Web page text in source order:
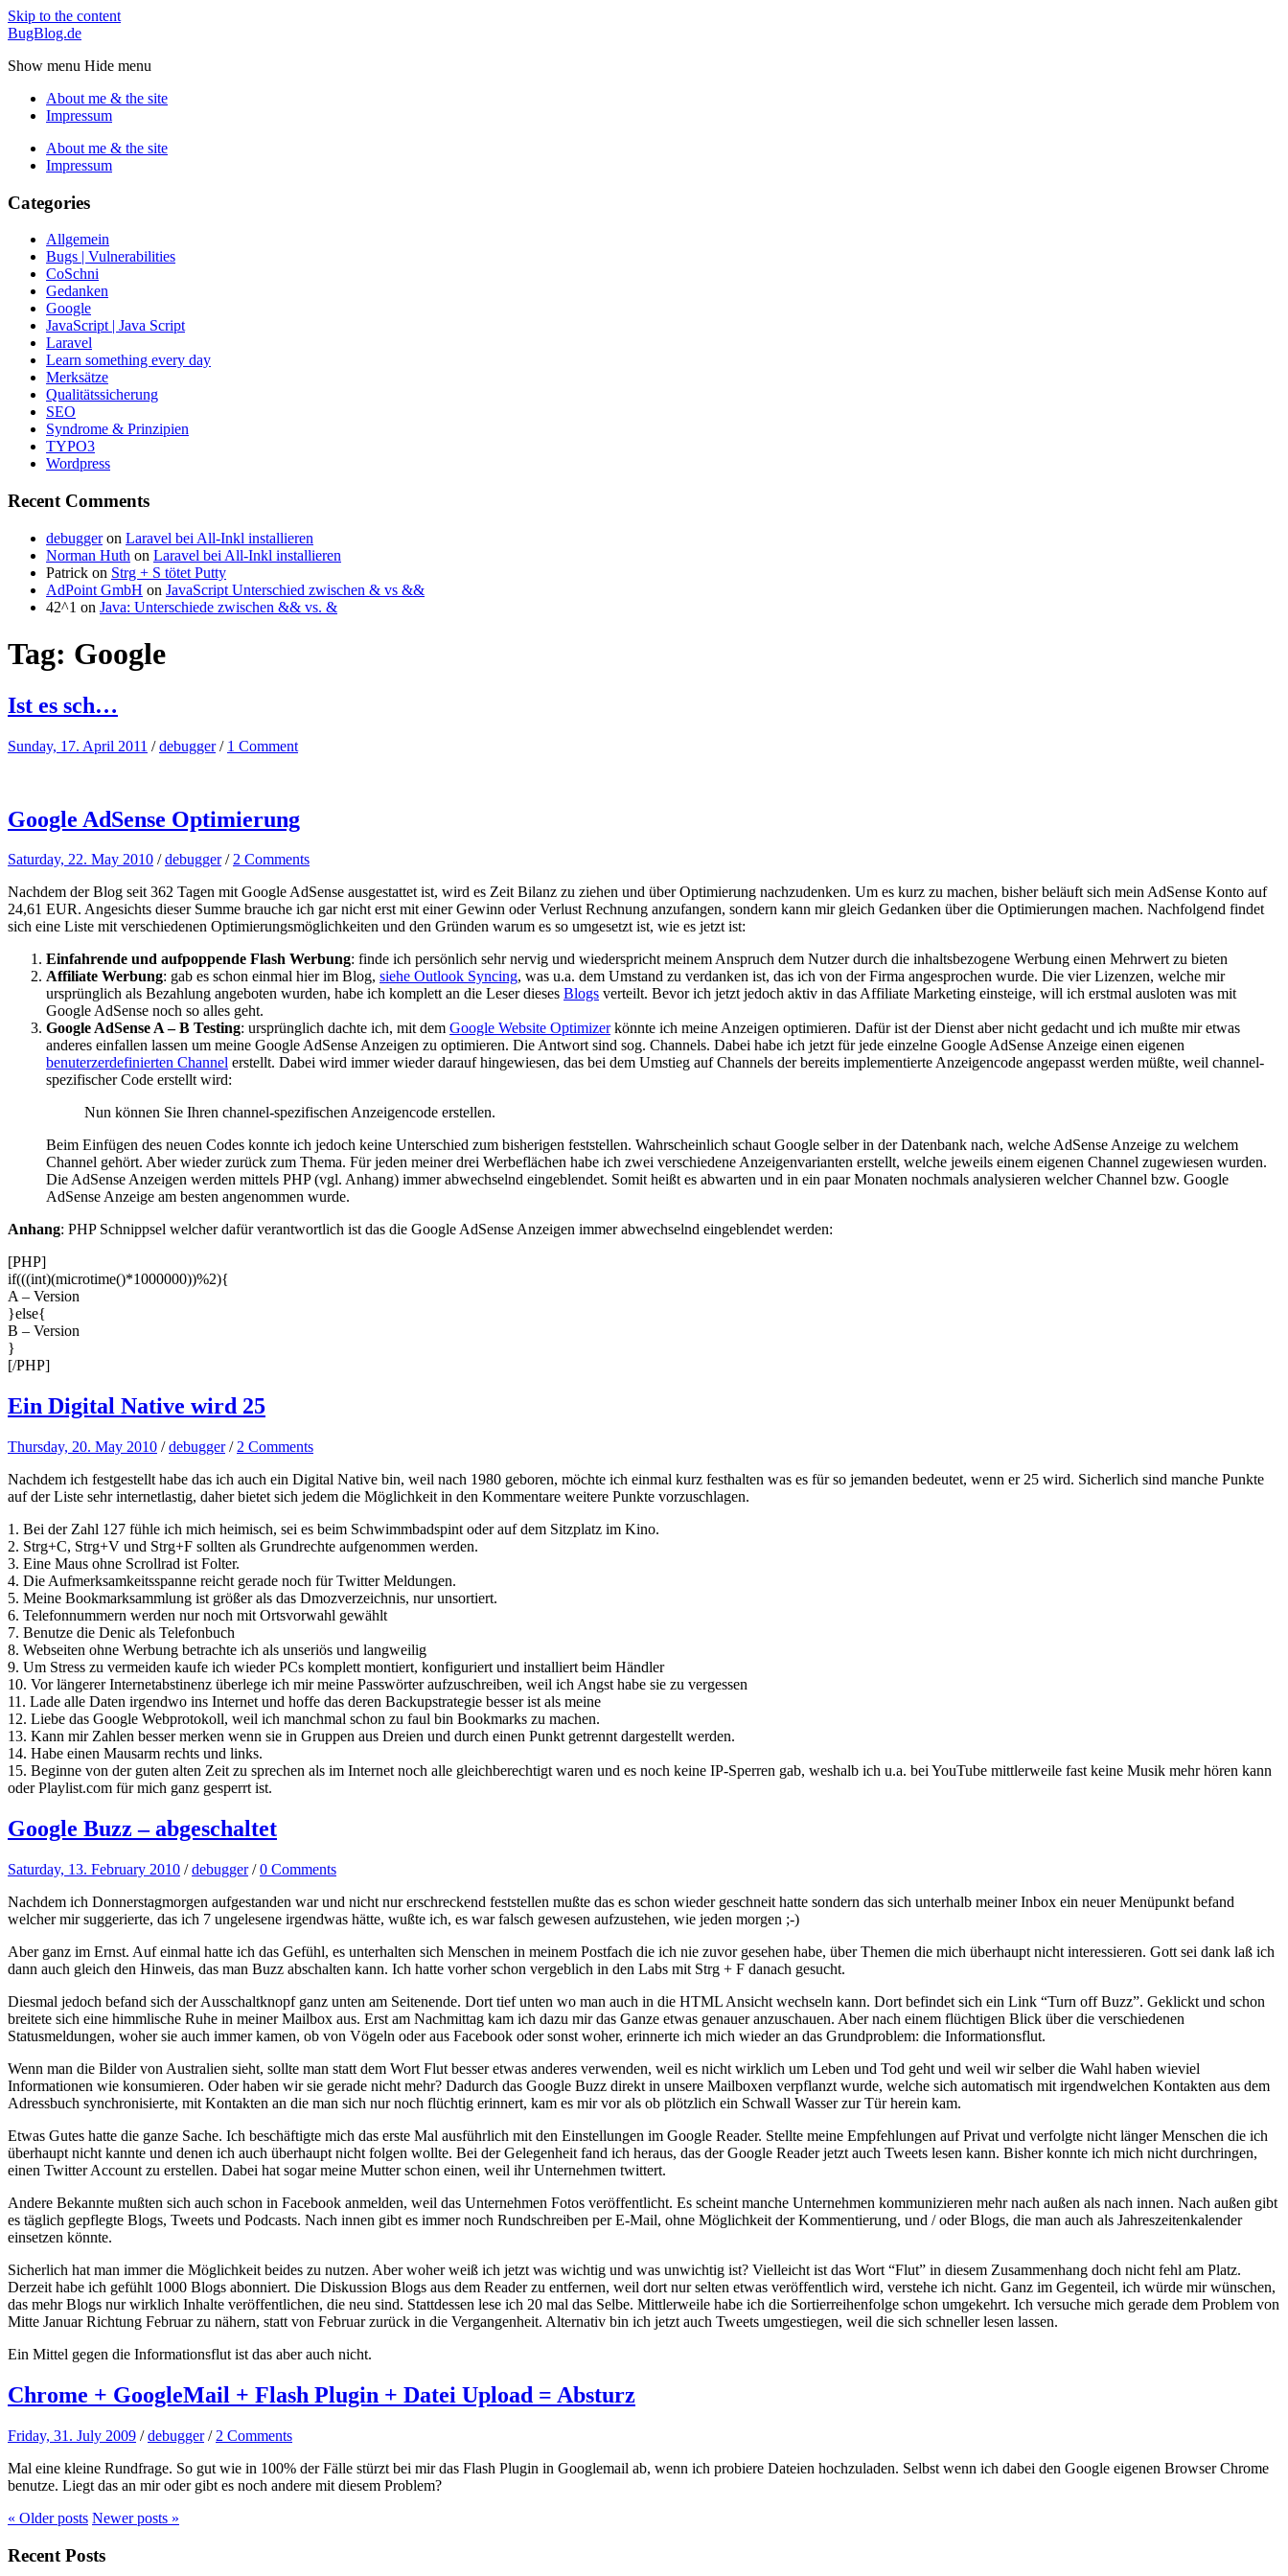
Skip to the content
BugBlog.de
Show menu Hide menu
About me & the site
Impressum
About me & the site
Impressum
Categories
Allgemein
Bugs | Vulnerabilities
CoSchni
Gedanken
Google
JavaScript | Java Script
Laravel
Learn something every day
Merksätze
Qualitätssicherung
SEO
Syndrome & Prinzipien
TYPO3
Wordpress
Recent Comments
debuggeron Laravel bei All-Inkl installieren
Norman Huth on Laravel bei All-Inkl installieren
Patrick on Strg + S tötet Putty
AdPoint GmbH on JavaScript Unterschied zwischen & vs &&
42^1 on Java: Unterschiede zwischen && vs. &
Tag: Google
Ist es sch…
Sunday, 17. April 2011 /debugger / 1 Comment
Google AdSense Optimierung
Saturday, 22. May 2010 /debugger /2 Comments
Nachdem der Blog seit 362 Tagen mit Google AdSense ausgestattet ist, wird es Zeit Bilanz zu ziehen und über Optimierung nachzudenken. Um es kurz zu machen, bisher beläuft sich mein AdSense Konto auf
24,61 EUR. Angesichts dieser Summe brauche ich gar nicht erst mit einer Gewinn oder Verlust Rechnung anzufangen, sondern kann mir gleich Gedanken über die Optimierungen machen. Nachfolgend findet
sich eine Liste mit verschiedenen Optimierungsmöglichkeiten und den Gründen warum es so umgesetzt ist, wie es jetzt ist:
Einfahrende und aufpoppende Flash Werbung: finde ich persönlich sehr nervig und wiederspricht meinem Anspruch dem Nutzer durch die inhaltsbezogene Werbung einen Mehrwert zu bieten
Affiliate Werbung: gab es schon einmal hier im Blog, siehe Outlook Syncing, was u.a. dem Umstand zu verdanken ist, das ich von der Firma angesprochen wurde. Die vier Lizenzen, welche mir
ursprünglich als Bezahlung angeboten wurden, habe ich komplett an die Leser dieses Blogs verteilt. Bevor ich jetzt jedoch aktiv in das Affiliate Marketing einsteige, will ich erstmal ausloten was mit
Google AdSense noch so alles geht.
Google AdSense A – B Testing: ursprünglich dachte ich, mit dem Google Website Optimizerkönnte ich meine Anzeigen optimieren. Dafür ist der Dienst aber nicht gedacht und ich mußte mir etwas
anderes einfallen lassen um meine Google AdSense Anzeigen zu optimieren. Die Antwort sind sog. Channels. Dabei habe ich jetzt für jede einzelne Google AdSense Anzeige einen eigenen
benuterzerdefinierten Channel erstellt. Dabei wird immer wieder darauf hingewiesen, das bei dem Umstieg auf Channels der bereits implementierte Anzeigencode angepasst werden müßte, weil channel-
spezifischer Code erstellt wird:
Nun können Sie Ihren channel-spezifischen Anzeigencode erstellen.
Beim Einfügen des neuen Codes konnte ich jedoch keine Unterschied zum bisherigen feststellen. Wahrscheinlich schaut Google selber in der Datenbank nach, welche AdSense Anzeige zu welchem
Channel gehört. Aber wieder zurück zum Thema. Für jeden meiner drei Werbeflächen habe ich zwei verschiedene Anzeigenvarianten erstellt, welche jeweils einem eigenen Channel zugewiesen wurden.
Die AdSense Anzeigen werden mittels PHP (vgl. Anhang) immer abwechselnd eingeblendet. Somit heißt es abwarten und in ein paar Monaten nochmals analysieren welcher Channel bzw. Google
AdSense Anzeige am besten angenommen wurde.
Anhang: PHP Schnippsel welcher dafür verantwortlich ist das die Google AdSense Anzeigen immer abwechselnd eingeblendet werden:
[PHP]
if(((int)(microtime()*1000000))%2){
A – Version
}else{
B – Version
}
[/PHP]
Ein Digital Native wird 25
Thursday, 20. May 2010 /debugger / 2 Comments
Nachdem ich festgestellt habe das ich auch ein Digital Native bin, weil nach 1980 geboren, möchte ich einmal kurz festhalten was es für so jemanden bedeutet, wenn er 25 wird. Sicherlich sind manche Punkte
auf der Liste sehr internetlastig, daher bietet sich jedem die Möglichkeit in den Kommentare weitere Punkte vorzuschlagen.
1. Bei der Zahl 127 fühle ich mich heimisch, sei es beim Schwimmbadspint oder auf dem Sitzplatz im Kino.
2. Strg+C, Strg+V und Strg+F sollten als Grundrechte aufgenommen werden.
3. Eine Maus ohne Scrollrad ist Folter.
4. Die Aufmerksamkeitsspanne reicht gerade noch für Twitter Meldungen.
5. Meine Bookmarksammlung ist größer als das Dmozverzeichnis, nur unsortiert.
6. Telefonnummern werden nur noch mit Ortsvorwahl gewählt
7. Benutze die Denic als Telefonbuch
8. Webseiten ohne Werbung betrachte ich als unseriös und langweilig
9. Um Stress zu vermeiden kaufe ich wieder PCs komplett montiert, konfiguriert und installiert beim Händler
10. Vor längerer Internetabstinenz überlege ich mir meine Passwörter aufzuschreiben, weil ich Angst habe sie zu vergessen
11. Lade alle Daten irgendwo ins Internet und hoffe das deren Backupstrategie besser ist als meine
12. Liebe das Google Webprotokoll, weil ich manchmal schon zu faul bin Bookmarks zu machen.
13. Kann mir Zahlen besser merken wenn sie in Gruppen aus Dreien und durch einen Punkt getrennt dargestellt werden.
14. Habe einen Mausarm rechts und links.
15. Beginne von der guten alten Zeit zu sprechen als im Internet noch alle gleichberechtigt waren und es noch keine IP-Sperren gab, weshalb ich u.a. bei YouTube mittlerweile fast keine Musik mehr hören kann
oder Playlist.com für mich ganz gesperrt ist.
Google Buzz – abgeschaltet
Saturday, 13. February 2010 /debugger /0 Comments
Nachdem ich Donnerstagmorgen aufgestanden war und nicht nur erschreckend feststellen mußte das es schon wieder geschneit hatte sondern das sich unterhalb meiner Inbox ein neuer Menüpunkt befand
welcher mir suggerierte, das ich 7 ungelesene irgendwas hätte, wußte ich, es war falsch gewesen aufzustehen, wie jeden morgen ;-)
Aber ganz im Ernst. Auf einmal hatte ich das Gefühl, es unterhalten sich Menschen in meinem Postfach die ich nie zuvor gesehen habe, über Themen die mich überhaupt nicht interessieren. Gott sei dank laß ich
dann auch gleich den Hinweis, das man Buzz abschalten kann. Ich hatte vorher schon vergeblich in den Labs mit Strg + F danach gesucht.
Diesmal jedoch befand sich der Ausschaltknopf ganz unten am Seitenende. Dort tief unten wo man auch in die HTML Ansicht wechseln kann. Dort befindet sich ein Link “Turn off Buzz”. Geklickt und schon
breitete sich eine himmlische Ruhe in meiner Mailbox aus. Erst am Nachmittag kam ich dazu mir das Ganze etwas genauer anzuschauen. Aber nach einem flüchtigen Blick über die verschiedenen
Statusmeldungen, woher sie auch immer kamen, ob von Vögeln oder aus Facebook oder sonst woher, erinnerte ich mich wieder an das Grundproblem: die Informationsflut.
Wenn man die Bilder von Australien sieht, sollte man statt dem Wort Flut besser etwas anderes verwenden, weil es nicht wirklich um Leben und Tod geht und weil wir selber die Wahl haben wieviel
Informationen wie konsumieren. Oder haben wir sie gerade nicht mehr? Dadurch das Google Buzz direkt in unsere Mailboxen verpflanzt wurde, welche sich automatisch mit irgendwelchen Kontakten aus dem
Adressbuch synchronisierte, mit Kontakten an die man sich nur noch flüchtig erinnert, kam es mir vor als ob plötzlich ein Schwall Wasser zur Tür herein kam.
Etwas Gutes hatte die ganze Sache. Ich beschäftigte mich das erste Mal ausführlich mit den Einstellungen im Google Reader. Stellte meine Empfehlungen auf Privat und verfolgte nicht länger Menschen die ich
überhaupt nicht kannte und denen ich auch überhaupt nicht folgen wollte. Bei der Gelegenheit fand ich heraus, das der Google Reader jetzt auch Tweets lesen kann. Bisher konnte ich mich nicht durchringen,
einen Twitter Account zu erstellen. Dabei hat sogar meine Mutter schon einen, weil ihr Unternehmen twittert.
Andere Bekannte mußten sich auch schon in Facebook anmelden, weil das Unternehmen Fotos veröffentlicht. Es scheint manche Unternehmen kommunizieren mehr nach außen als nach innen. Nach außen gibt
es täglich gepflegte Blogs, Tweets und Podcasts. Nach innen gibt es immer noch Rundschreiben per E-Mail, ohne Möglichkeit der Kommentierung, und / oder Blogs, die man auch als Jahreszeitenkalender
einsetzen könnte.
Sicherlich hat man immer die Möglichkeit beides zu nutzen. Aber woher weiß ich jetzt was wichtig und was unwichtig ist? Vielleicht ist das Wort “Flut” in diesem Zusammenhang doch nicht fehl am Platz.
Derzeit habe ich gefühlt 1000 Blogs abonniert. Die Diskussion Blogs aus dem Reader zu entfernen, weil dort nur selten etwas veröffentlich wird, verstehe ich nicht. Ganz im Gegenteil, ich würde mir wünschen,
das mehr Blogs nur wirklich Inhalte veröffentlichen, die neu sind. Stattdessen lese ich 20 mal das Selbe. Mittlerweile habe ich die Sortierreihenfolge schon umgekehrt. Ich versuche mich gerade dem Problem von
Mitte Januar Richtung Februar zu nähern, statt von Februar zurück in die Vergangenheit. Alternativ bin ich jetzt auch Tweets umgestiegen, weil die sich schneller lesen lassen.
Ein Mittel gegen die Informationsflut ist das aber auch nicht.
Chrome + GoogleMail + Flash Plugin + Datei Upload = Absturz
Friday, 31. July 2009 /debugger / 2 Comments
Mal eine kleine Rundfrage. So gut wie in 100% der Fälle stürzt bei mir das Flash Plugin in Googlemail ab, wenn ich probiere Dateien hochzuladen. Selbst wenn ich dabei den Google eigenen Browser Chrome
benutze. Liegt das an mir oder gibt es noch andere mit diesem Problem?
« Olderposts Newerposts »
Recent Posts